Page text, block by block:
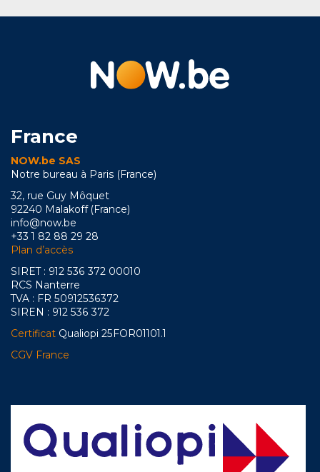
France
NOW.be SAS
Notre bureau à Paris (France)
32, rue Guy Môquet
92240 Malakoff (France)
info@now.be
+33 1 82 88 29 28
Plan d’accès
SIRET : 912 536 372 00010
RCS Nanterre
TVA : FR 50912536372
SIREN : 912 536 372
Certificat Qualiopi 25FOR01101.1
CGV France